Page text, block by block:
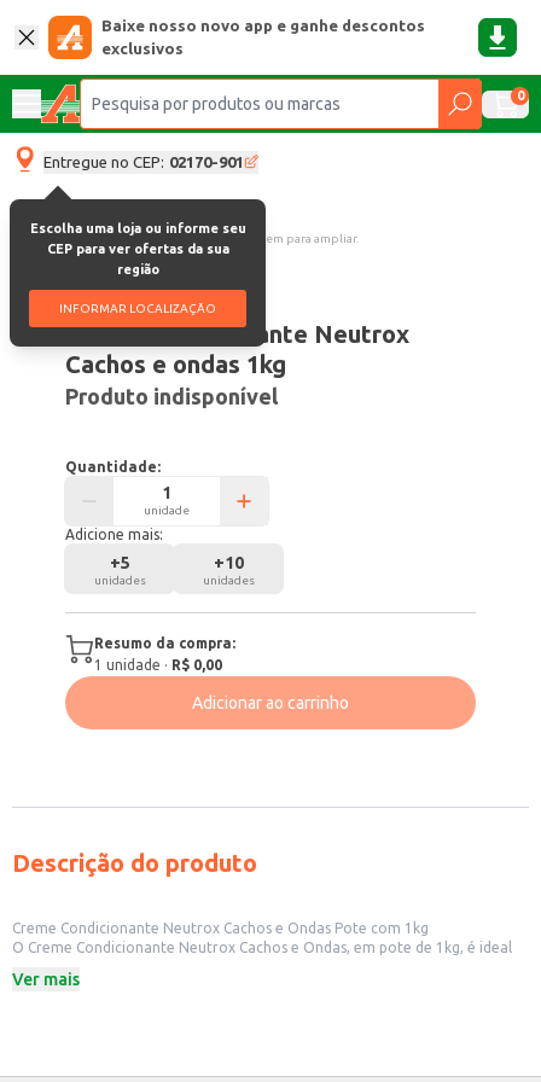
Baixe nosso novo app e ganhe descontos
exclusivos
0
Entregue no CEP: 02170-901
Escolha uma loja ou informe seu
CEP para ver ofertas da sua
região
INFORMAR LOCALIZAÇÃO
Clique na imagem para ampliar.
Código:47731
Creme Condicionante Neutrox
Cachos e ondas 1kg
Produto indisponível
Quantidade:
unidade
Adicione mais:
+5
unidades
+10
unidades
Resumo da compra:
1 unidade · R$ 0,00
Adicionar ao carrinho
Descrição do produto
Creme Condicionante Neutrox Cachos e Ondas Pote com 1kg
O Creme Condicionante Neutrox Cachos e Ondas, em pote de 1kg, é ideal
proporciona condicionamento e facilita o desembaraço dos fios. A
Ver mais